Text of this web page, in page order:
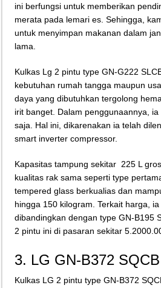
ini berfungsi untuk memberikan
merata pada lemari es. Sehingga,
untuk menyimpan makanan dalam
lama.
Kulkas Lg 2 pintu type GN-G222
kebutuhan rumah tangga maupun
daya yang dibutuhkan tergolong
irit banget. Dalam penggunaannya,
saja. Hal ini, dikarenakan ia telah
smart inverter compressor.
Kapasitas tampung sekitar 225 L
kualitas rak sama seperti type
tempered glass berkualias dan
hingga 150 kilogram. Terkait harga,
dibandingkan dengan type GN-B195
2 pintu ini di pasaran sekitar
3. LG GN-B372 SQCB
Kulkas LG 2 pintu type GN-B372